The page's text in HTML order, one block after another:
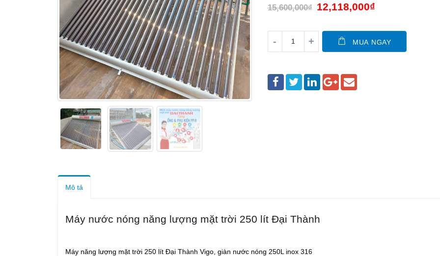
15,600,000₫ 12,118,000₫
MUA NGAY
Mô tả
Máy nước nóng năng lượng mặt trời 250 lít Đại Thành
Máy năng lượng mặt trời 250 lít Đại Thành Vigo, giàn nước nóng 250L inox 316